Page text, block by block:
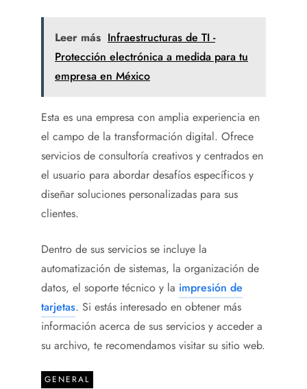
Leer más Infraestructuras de TI -
Protección electrónica a medida para tu
empresa en México
Esta es una empresa con amplia experiencia en
el campo de la transformación digital. Ofrece
servicios de consultoría creativos y centrados en
el usuario para abordar desafíos específicos y
diseñar soluciones personalizadas para sus
clientes.
Dentro de sus servicios se incluye la
automatización de sistemas, la organización de
datos, el soporte técnico y la impresión de
tarjetas. Si estás interesado en obtener más
información acerca de sus servicios y acceder a
su archivo, te recomendamos visitar su sitio web.
GENERAL